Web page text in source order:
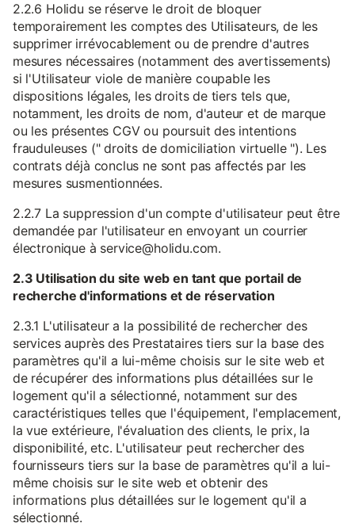
2.2.6 Holidu se réserve le droit de bloquer
temporairement les comptes des Utilisateurs, de les
supprimer irrévocablement ou de prendre d'autres
mesures nécessaires (notamment des avertissements)
si l'Utilisateur viole de manière coupable les
dispositions légales, les droits de tiers tels que,
notamment, les droits de nom, d'auteur et de marque
ou les présentes CGV ou poursuit des intentions
frauduleuses (" droits de domiciliation virtuelle "). Les
contrats déjà conclus ne sont pas affectés par les
mesures susmentionnées.
2.2.7 La suppression d'un compte d'utilisateur peut être
demandée par l'utilisateur en envoyant un courrier
électronique à service@holidu.com.
2.3 Utilisation du site web en tant que portail de
recherche d'informations et de réservation
2.3.1 L'utilisateur a la possibilité de rechercher des
services auprès des Prestataires tiers sur la base des
paramètres qu'il a lui-même choisis sur le site web et
de récupérer des informations plus détaillées sur le
logement qu'il a sélectionné, notamment sur des
caractéristiques telles que l'équipement, l'emplacement,
la vue extérieure, l'évaluation des clients, le prix, la
disponibilité, etc. L'utilisateur peut rechercher des
fournisseurs tiers sur la base de paramètres qu'il a lui-
même choisis sur le site web et obtenir des
informations plus détaillées sur le logement qu'il a
sélectionné.